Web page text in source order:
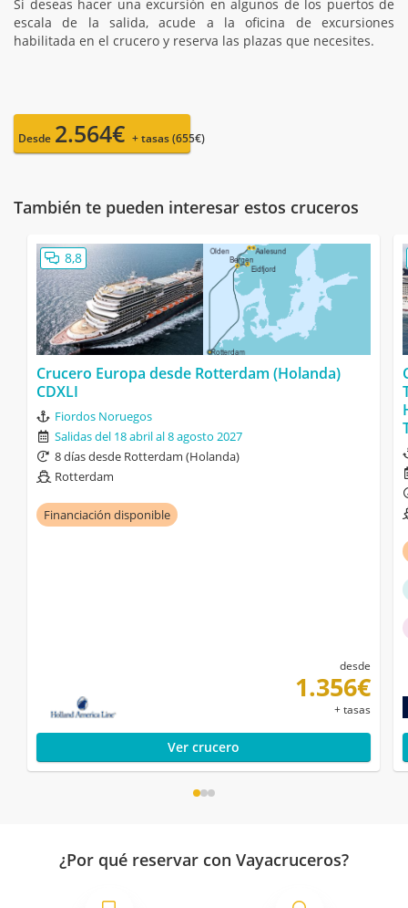
Si deseas hacer una excursión en algunos de los puertos de
escala de la salida, acude a la oficina de excursiones
habilitada en el crucero y reserva las plazas que necesites.
Desde 2.564€ + tasas (655€)
También te pueden interesar estos cruceros
8,8
Crucero Europa desde Rotterdam (Holanda)
CDXLI
Fiordos Noruegos
Salidas del 18 abril al 8 agosto 2027
8 días desde Rotterdam (Holanda)
Rotterdam
Financiación disponible
desde
1.356€
+ tasas
Ver crucero
¿Por qué reservar con Vayacruceros?